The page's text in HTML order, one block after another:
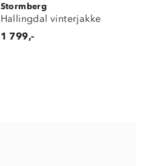
Stormberg
Hallingdal vinterjakke
1 799,-